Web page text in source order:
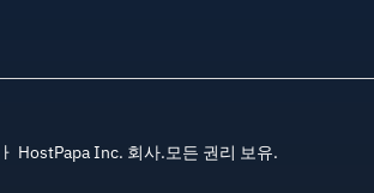
HostPapa Inc. 회사.모든 권리 보유.